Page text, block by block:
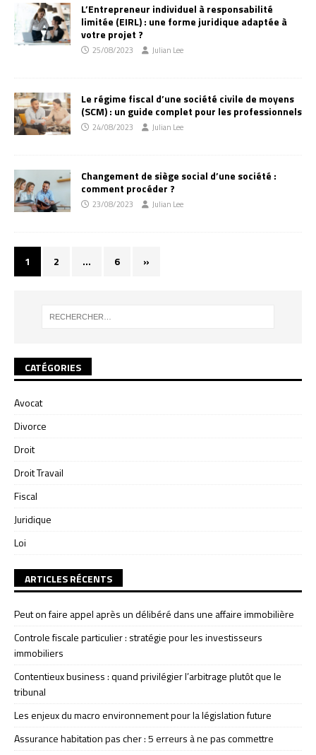
L’Entrepreneur individuel à responsabilité
limitée (EIRL) : une forme juridique adaptée à
votre projet ?
25/08/2023 Julian Lee
Le régime fiscal d’une société civile de moyens
(SCM) : un guide complet pour les professionnels
24/08/2023 Julian Lee
Changement de siège social d’une société :
comment procéder ?
23/08/2023 Julian Lee
1 2 … 6 »
CATÉGORIES
Avocat
Divorce
Droit
Droit Travail
Fiscal
Juridique
Loi
ARTICLES RÉCENTS
Peut on faire appel après un délibéré dans une affaire immobilière
Controle fiscale particulier : stratégie pour les investisseurs
immobiliers
Contentieux business : quand privilégier l’arbitrage plutôt que le
tribunal
Les enjeux du macro environnement pour la législation future
Assurance habitation pas cher : 5 erreurs à ne pas commettre